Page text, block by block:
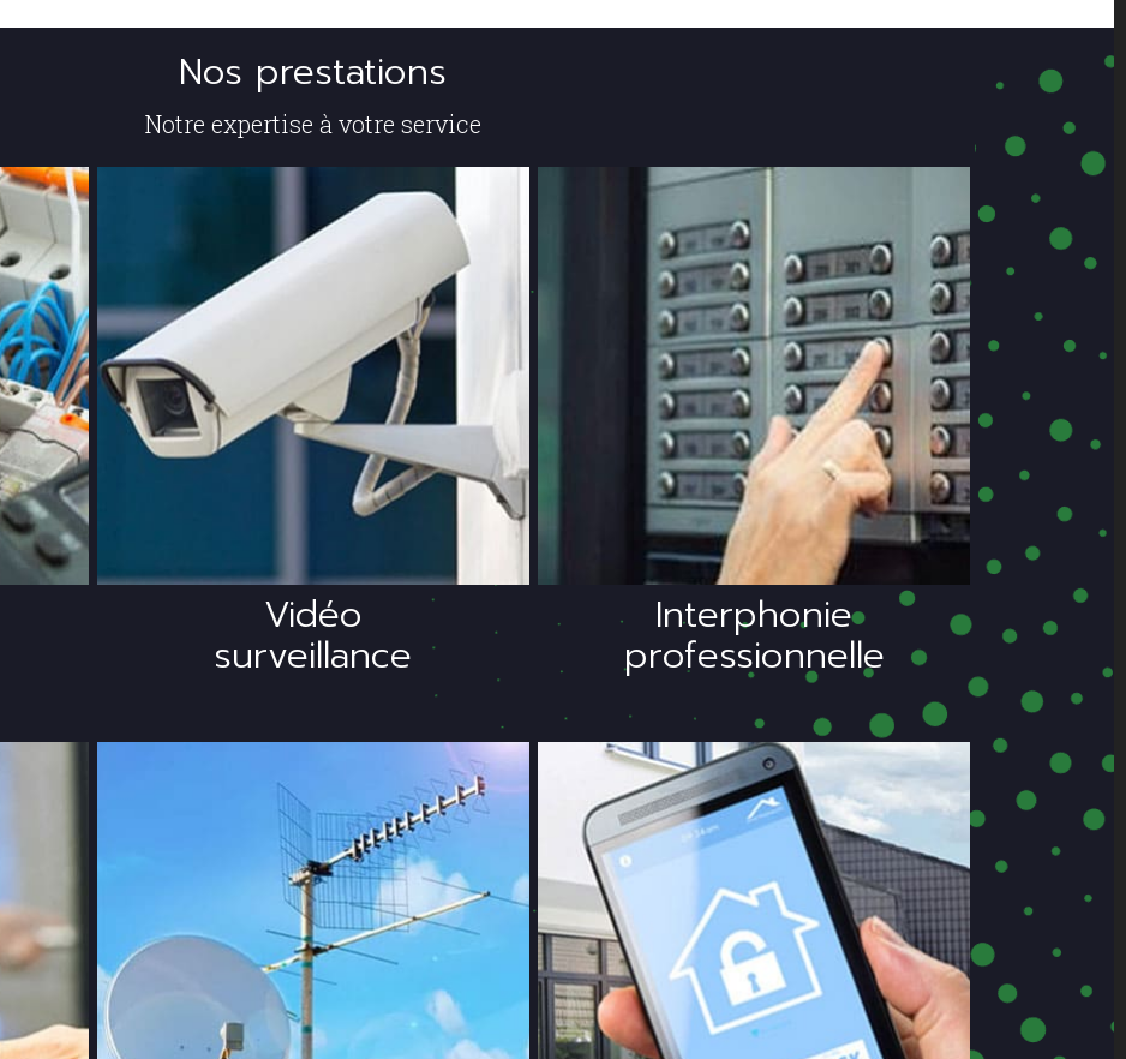
Nos prestations
Notre expertise à votre service
Protégez votre
domicile avec nos
équipements
professionnels de
vidéos surveillance.
Vidéo
surveillance
Nous installons des
systèmes performants
d'interphonie pour les
professionnels et les
particuliers.
Interphonie
professionnelle
Spécialiste de
l'antenne, nous
proposons des
équipements dernière
génération.
Installation d'appareils
de domotique
permettant un
contrôle à distance
efficace.